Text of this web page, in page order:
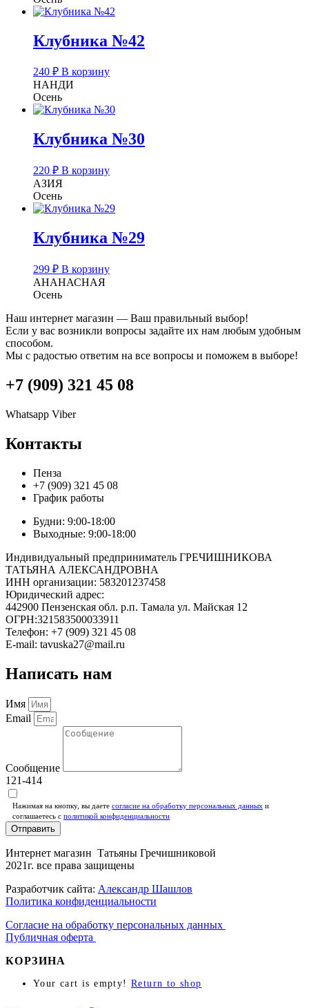
Клубника №42
240 ₽ В корзину
НАНДИ
Осень
Клубника №30
220 ₽ В корзину
АЗИЯ
Осень
Клубника №29
299 ₽ В корзину
АНАНАСНАЯ
Осень
Наш интернет магазин — Ваш правильный выбор!
Если у вас возникли вопросы задайте их нам любым удобным
способом.
Мы с радостью ответим на все вопросы и поможем в выборе!
+7 (909) 321 45 08
Whatsapp Viber
Контакты
Пенза
+7 (909) 321 45 08
График работы
Будни: 9:00-18:00
Выходные: 9:00-18:00
Индивидуальный предприниматель ГРЕЧИШНИКОВА
ТАТЬЯНА АЛЕКСАНДРОВНА
ИНН организации: 583201237458
Юридический адрес:
442900 Пензенская обл. р.п. Тамала ул. Майская 12
ОГРН:321583500033911
Телефон: +7 (909) 321 45 08
E-mail: tavuska27@mail.ru
Написать нам
Имя
Email
Сообщение
121-414
Нажимая на кнопку, вы даете согласие на обработку персональных данных и
соглашаетесь c политикой конфиденциальности
Отправить
Интернет магазин Татьяны Гречишниковой
2021г. все права защищены
Разработчик сайта: Александр Шашлов
Политика конфиденциальности
Согласие на обработку персональных данных
Публичная оферта
КОРЗИНА
Your cart is empty! Return to shop